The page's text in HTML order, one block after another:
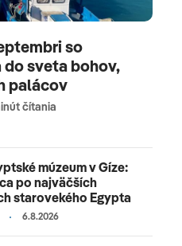
so
sveta bohov,
palácov
čítania
múzeum v Gíze:
po najväčších
starovekého Egypta
6.8.2026